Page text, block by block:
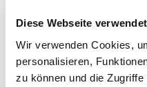
Diese Webseite
Wir verwenden Cookies,
personalisieren,
zu können und die
Titel
Vorname*